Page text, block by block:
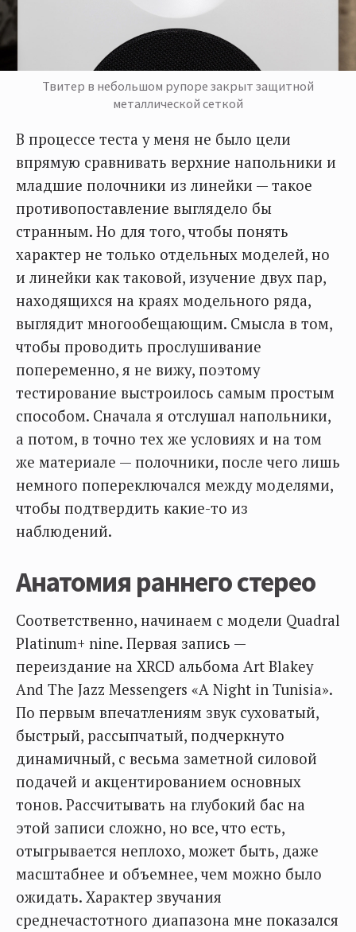
Твитер в небольшом рупоре закрыт защитной
металлической сеткой
В процессе теста у меня не было цели
впрямую сравнивать верхние напольники и
младшие полочники из линейки — такое
противопоставление выглядело бы
странным. Но для того, чтобы понять
характер не только отдельных моделей, но
и линейки как таковой, изучение двух пар,
находящихся на краях модельного ряда,
выглядит многообещающим. Смысла в том,
чтобы проводить прослушивание
попеременно, я не вижу, поэтому
тестирование выстроилось самым простым
способом. Сначала я отслушал напольники,
а потом, в точно тех же условиях и на том
же материале — полочники, после чего лишь
немного попереключался между моделями,
чтобы подтвердить какие-то из
наблюдений.
Анатомия раннего стерео
Соответственно, начинаем с модели Quadral
Platinum+ nine. Первая запись —
переиздание на XRCD альбома Art Blakey
And The Jazz Messengers «A Night in Tunisia».
По первым впечатлениям звук суховатый,
быстрый, рассыпчатый, подчеркнуто
динамичный, с весьма заметной силовой
подачей и акцентированием основных
тонов. Рассчитывать на глубокий бас на
этой записи сложно, но все, что есть,
отыгрывается неплохо, может быть, даже
масштабнее и объемнее, чем можно было
ожидать. Характер звучания
среднечастотного диапазона мне показался